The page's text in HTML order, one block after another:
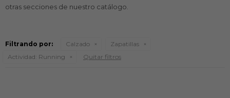
otras secciones de nuestro catálogo.
Filtrando por: Calzado
Zapatillas
Actividad: Running Quitar filtros